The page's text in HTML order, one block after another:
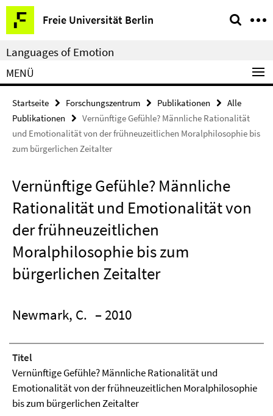
Springe
direkt
zu
Inhalt
Freie Universität Berlin
Service-
Navigation
Languages of Emotion
MENÜ
Startseite Forschungszentrum Publikationen
Alle
Publikationen
Vernünftige Gefühle? Männliche Rationalität
und Emotionalität von der frühneuzeitlichen Moralphilosophie bis
zum bürgerlichen Zeitalter
Vernünftige Gefühle? Männliche
Rationalität und Emotionalität von
der frühneuzeitlichen
Moralphilosophie bis zum
bürgerlichen Zeitalter
Newmark, C. – 2010
Titel
Vernünftige Gefühle? Männliche Rationalität und
Emotionalität von der frühneuzeitlichen Moralphilosophie
bis zum bürgerlichen Zeitalter